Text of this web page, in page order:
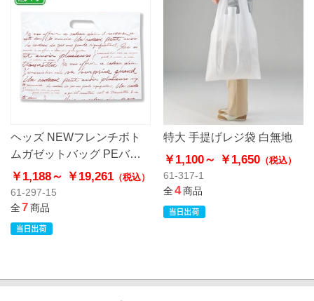
ヘッズ NEWフレンチボト
ムガゼットバッグ PEバッ
グ ポリ袋 ハードタイプ
￥1,188～ ￥19,261 （税込）
61-297-15
全7商品
特大 手提げレジ袋 白無地
￥1,100～ ￥1,650（税込）
61-317-1
全4商品